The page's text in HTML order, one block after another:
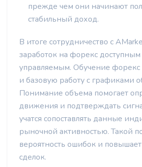
прежде чем они начинают
стабильный доход.
В итоге сотрудничество с
заработок на форекс
управляемым. Обучение форекс
и базовую работу с графиками
Понимание объема помогает
движения и подтверждать
учатся сопоставлять данные
рыночной активностью. Такой
вероятность ошибок и
сделок.